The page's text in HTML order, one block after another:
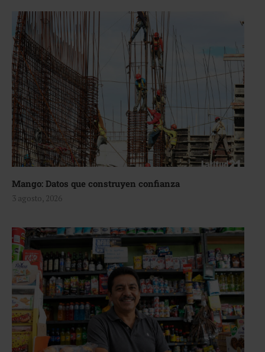
Mango: Datos que construyen confianza
3 agosto, 2026